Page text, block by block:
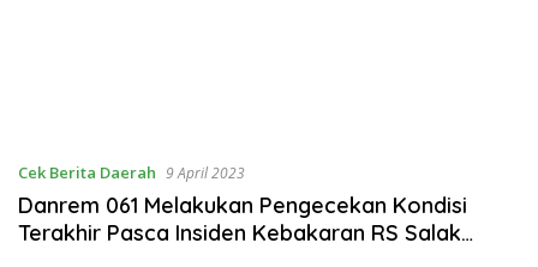
Cek Berita Daerah 9 April 2023
Danrem 061 Melakukan Pengecekan Kondisi
Terakhir Pasca Insiden Kebakaran RS Salak